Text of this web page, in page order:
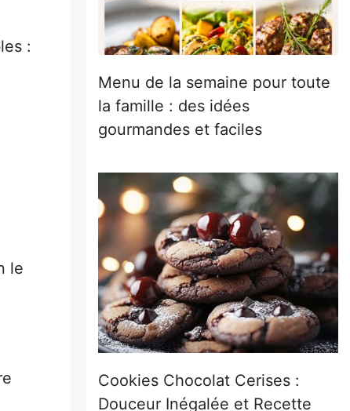
:
le
Menu de la semaine pour toute
la famille : des idées
gourmandes et faciles
Cookies Chocolat Cerises :
Douceur Inégalée et Recette